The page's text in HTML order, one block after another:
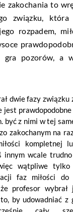
zakochania to
związku,
rozpadem,
gra pozorów, a
dwie fazy związku
jest
być z nimi w tej
zakochanym na
kompletnej
innym wcale
wątpliwe
faz miłości
profesor wybrał
by udowadniać z